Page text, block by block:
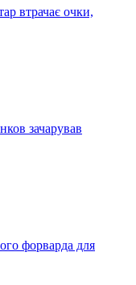
втрачає очки,
зачарував
форварда для